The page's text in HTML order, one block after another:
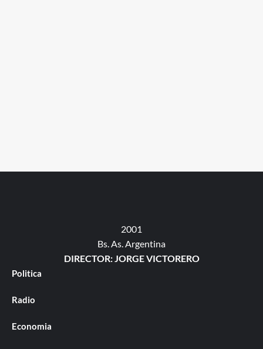
2001
Bs. As. Argentina
DIRECTOR: JORGE VICTORERO
Politica
Radio
Economia